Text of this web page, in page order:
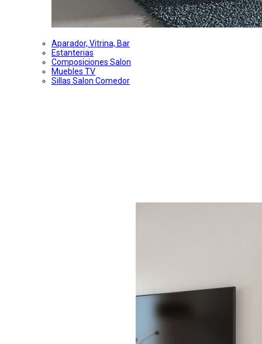
Aparador, Vitrina, Bar
Estanterias
Composiciones Salon
Muebles TV
Sillas Salon Comedor